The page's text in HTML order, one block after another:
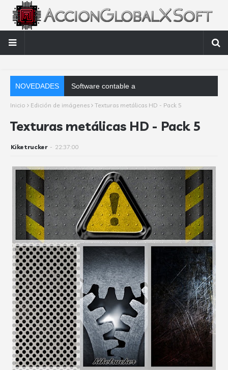
NOVEDADES Software contable automático: factores clave que d
Inicio Edición de imágenes Texturas metálicas HD - Pack 5
Texturas metálicas HD - Pack 5
Kiketrucker - 22:37:00